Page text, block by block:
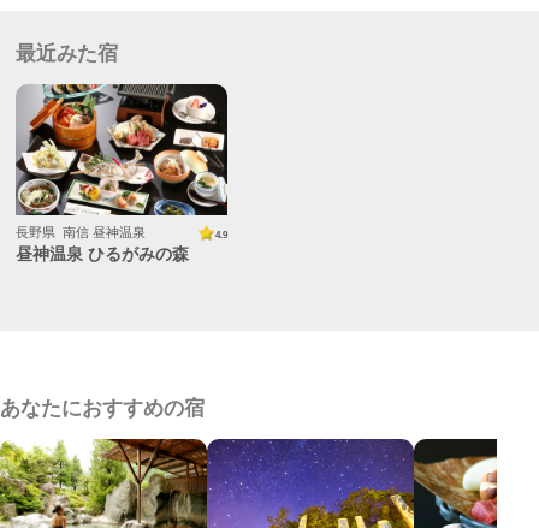
最近みた宿
長野県 南信 昼神温泉 4.9
昼神温泉 ひるがみの森
あなたにおすすめの宿